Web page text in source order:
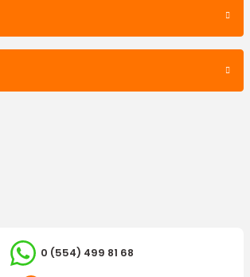
0 (554) 499 81 68